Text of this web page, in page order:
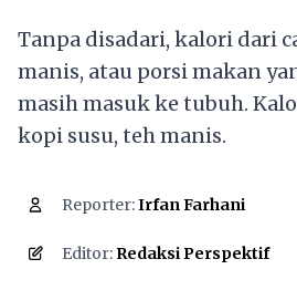
Tanpa disadari, kalori dari
manis, atau porsi makan
masih masuk ke tubuh.
kopi susu, teh manis.
Reporter:Irfan Farhani
Editor: Redaksi Perspektif